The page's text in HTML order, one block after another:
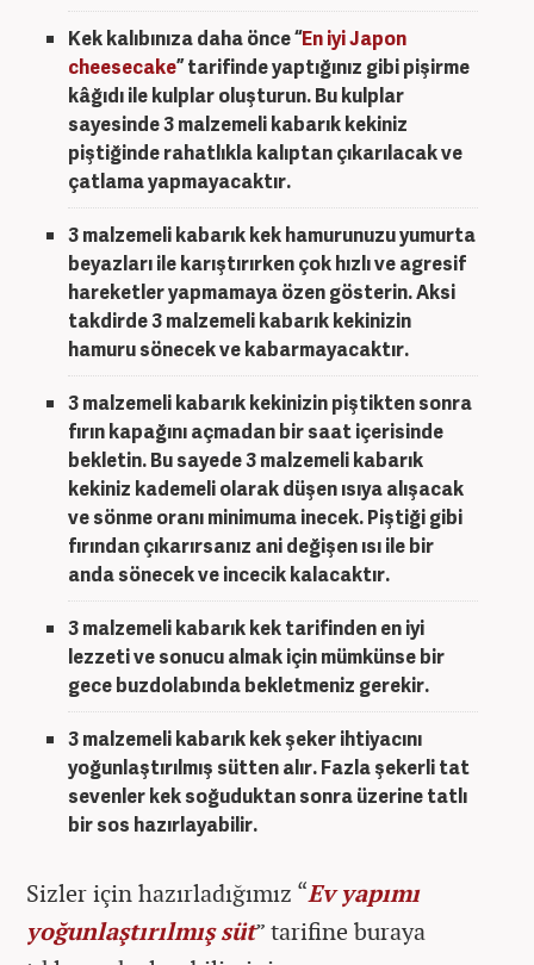
Kek kalıbınıza daha önce “En iyi Japon
cheesecake” tarifinde yaptığınız gibi pişirme
kâğıdı ile kulplar oluşturun. Bu kulplar
sayesinde3 malzemeli kabarık kekiniz
piştiğinde rahatlıkla kalıptan çıkarılacak ve
çatlama yapmayacaktır.
3 malzemeli kabarık kekhamurunuzu yumurta
beyazları ile karıştırırken çok hızlı ve agresif
hareketler yapmamaya özen gösterin. Aksi
takdirde3 malzemeli kabarık kekinizin
hamuru sönecek ve kabarmayacaktır.
3 malzemeli kabarık kekinizin piştikten sonra
fırın kapağını açmadan bir saat içerisinde
bekletin. Bu sayede3 malzemeli kabarık
kekiniz kademeli olarak düşen ısıya alışacak
ve sönme oranı minimuma inecek. Piştiği gibi
fırından çıkarırsanız ani değişen ısı ile bir
anda sönecek ve incecik kalacaktır.
3 malzemeli kabarık kektarifinden en iyi
lezzeti ve sonucu almak için mümkünse bir
gece buzdolabında bekletmeniz gerekir.
3 malzemeli kabarık kekşeker ihtiyacını
yoğunlaştırılmış sütten alır. Fazla şekerli tat
sevenler kek soğuduktan sonra üzerine tatlı
bir sos hazırlayabilir.
Sizler için hazırladığımız “Ev yapımı
yoğunlaştırılmış süt” tarifine buraya